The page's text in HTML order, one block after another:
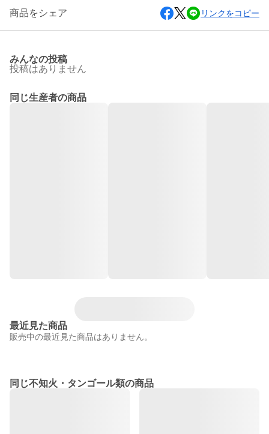
商品をシェア リンクをコピー
みんなの投稿
投稿はありません
同じ生産者の商品
最近見た商品
販売中の最近見た商品はありません。
同じ不知火・タンゴール類の商品